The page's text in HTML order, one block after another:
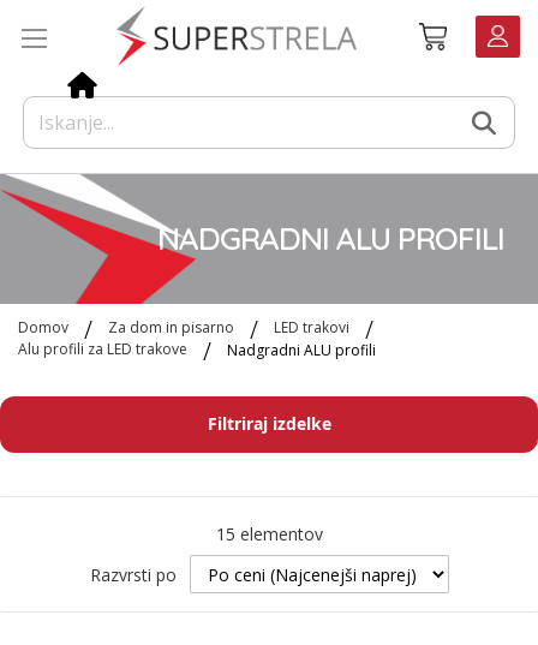
Košarica
NADGRADNI ALU PROFILI
Domov Za dom in pisarno
LED trakovi
Alu profili za LED trakove
Nadgradni ALU profili
Filtriraj izdelke
15 elementov
Razvrsti po